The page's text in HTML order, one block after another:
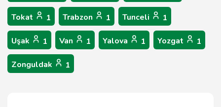
Tokat 1 Trabzon 1 Tunceli 1
Uşak 1 Van 1 Yalova 1 Yozgat 1
Zonguldak 1